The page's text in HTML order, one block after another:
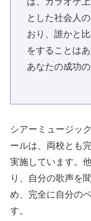
とした社会人
おり、誰かと
をすることは
あなたの成功
シアーミュージッ
ールは、両校とも
実施しています。
り、自分の歌声を
め、完全に自分の
す。